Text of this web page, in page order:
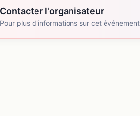
Contacter l'organisateur
Pour plus d'informations sur cet événement